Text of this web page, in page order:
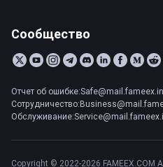
Сообщество
Отчет об
Copyright © 2022-2026 FAMEEX.COM